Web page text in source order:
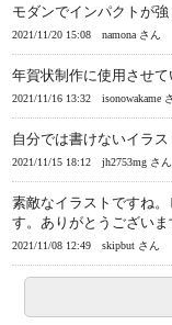
モダンでインパクトが
2021/11/20 15:08 namona さん
年賀状制作に使用させて
2021/11/16 13:32 isonowakame
自分では書けないイラ
2021/11/15 18:12 jh2753mg さん
素敵なイラストですね
す。ありがとうございま
2021/11/08 12:49 skipbut さん